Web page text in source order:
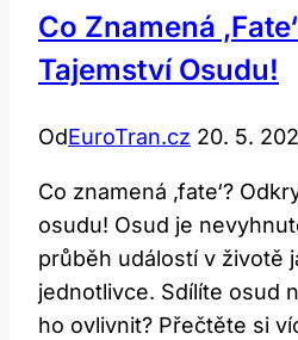
Co Znamená
Tajemství Osudu!
OdEuroTran.cz 20. 5.
Co znamená ‚fate‘?
osudu! Osud je
průběh událostí v životě
jednotlivce. Sdílíte osud
ho ovlivnit? Přečtěte si